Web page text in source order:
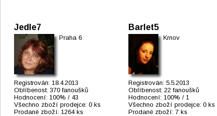
Jedle7
Praha 6
Registrován: 18.4.2013
Oblíbenost: 370 fanoušků
Hodnocení: 100% / 43
Všechno zboží prodejce: 0 ks
Prodané zboží: 1264 ks
Barlet5
Krnov
Registrován: 5.5.2013
Oblíbenost: 22 fanoušků
Hodnocení: 100% / 1
Všechno zboží prodejce: 0 ks
Prodané zboží: 7 ks